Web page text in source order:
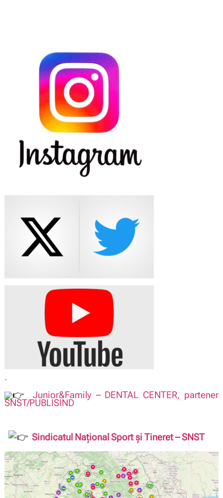
.
Junior&Family – DENTAL CENTER, partener
SNST/PUBLISIND
Sindicatul Național Sport și Tineret – SNST